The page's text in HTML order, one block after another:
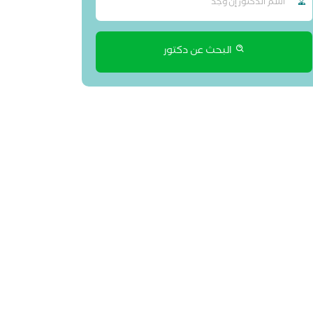
البحث عن دكتور